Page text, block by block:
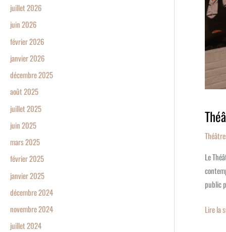
juillet 2026
juin 2026
février 2026
janvier 2026
décembre 2025
août 2025
juillet 2025
juin 2025
mars 2025
février 2025
janvier 2025
décembre 2024
novembre 2024
juillet 2024
Le
public
Lire la